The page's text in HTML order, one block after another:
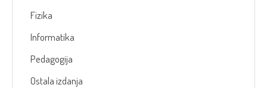
Fizika
Informatika
Pedagogija
Ostala izdanja